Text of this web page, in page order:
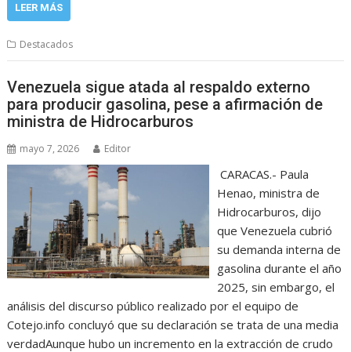
LEER MÁS
Destacados
Venezuela sigue atada al respaldo externo
para producir gasolina, pese a afirmación de
ministra de Hidrocarburos
mayo 7, 2026 Editor
CARACAS.- Paula
Henao, ministra de
Hidrocarburos, dijo
que Venezuela cubrió
su demanda interna de
gasolina durante el año
2025, sin embargo, el
análisis del discurso público realizado por el equipo de
Cotejo.info concluyó que su declaración se trata de una media
verdadAunque hubo un incremento en la extracción de crudo